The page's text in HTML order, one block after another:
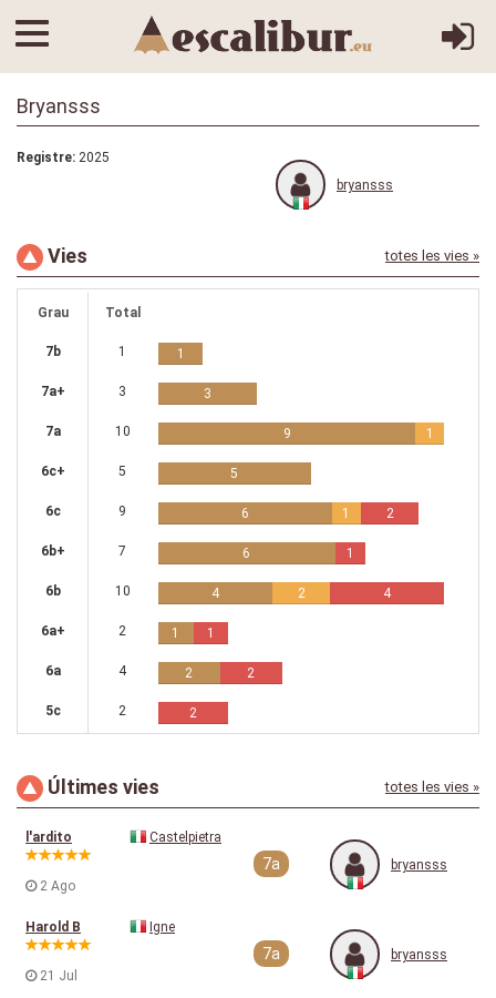
Bryansss
Registre: 2025
bryansss
Vies totes les vies »
Grau Total
7b 1 1
7a+ 3 3
7a 10 9 1
6c+ 5 5
6c 9 6 1 2
6b+ 7 6 1
6b 10 4 2 4
6a+ 2 1 1
6a 4 2 2
5c 2 2
Últimes vies totes les vies »
l'ardito
2 Ago
Castelpietra
7a bryansss
Harold B
21 Jul
Igne
7a bryansss